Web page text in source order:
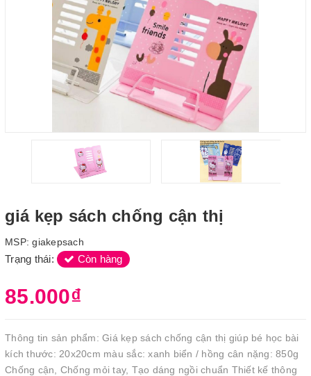
giá kẹp sách chống cận thị
MSP:giakepsach
Trạng thái: Còn hàng
85.000₫
Thông tin sản phẩm: Giá kẹp sách chống cận thị giúp bé học bài
kích thước: 20x20cm màu sắc: xanh biển / hồng cân nặng: 850g
Chống cận, Chống mỏi tay, Tạo dáng ngồi chuẩn Thiết kế thông